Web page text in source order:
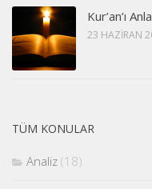
Kur’an’ı
23 HAZIRAN
TÜM KONULAR
Analiz (18)